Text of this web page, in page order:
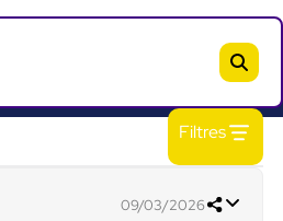
Filtres
09/03/2026